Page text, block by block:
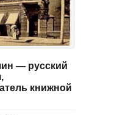
— русский
книжной